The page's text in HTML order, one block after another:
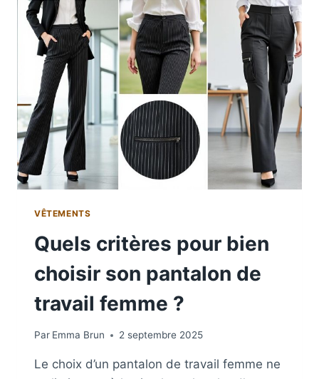
VÊTEMENTS
Quels critères pour bien
choisir son pantalon de
travail femme ?
Par Emma Brun 2 septembre 2025
Le choix d’un pantalon de travail femme ne